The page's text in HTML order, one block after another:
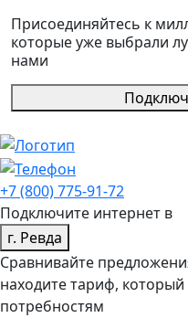
Присоединяйтесь к
которые уже выбрали
нами
+7 (800) 775-91-72
Подключите интернет в
г. Ревда
Сравнивайте
находите тариф,
потребностям